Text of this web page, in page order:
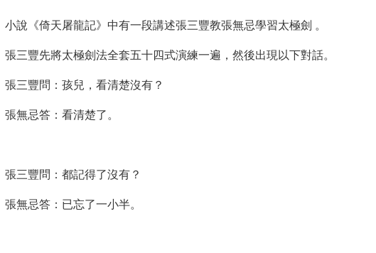
小說《倚天屠龍記》中有一段講述張三豐教張無忌學習太極劍 。
張三豐先將太極劍法全套五十四式演練一遍，然後出現以下對話。
張三豐問：孩兒，看清楚沒有？
張無忌答：看清楚了。
張三豐問：都記得了沒有？
張無忌答：已忘了一小半。